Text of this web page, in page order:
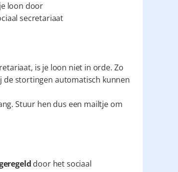
loon door
secretariaat
de stortingen automatisch kunnen
door het sociaal